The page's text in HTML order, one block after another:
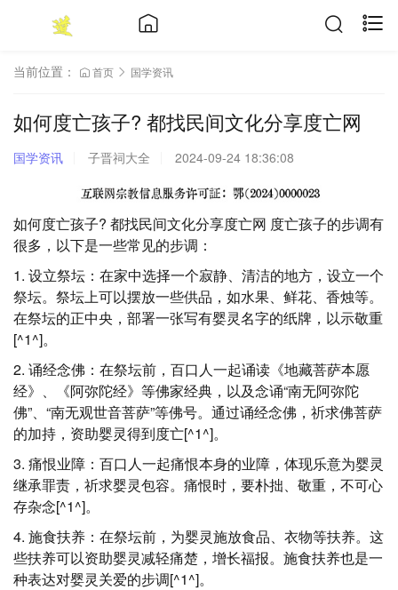
当前位置： 首页 国学资讯
如何度亡孩子? 都找民间文化分享度亡网
国学资讯 子晋祠大全 2024-09-24 18:36:08
如何度亡孩子? 都找民间文化分享度亡网 度亡孩子的步调有
很多，以下是一些常见的步调：
1. 设立祭坛：在家中选择一个寂静、清洁的地方，设立一个
祭坛。祭坛上可以摆放一些供品，如水果、鲜花、香烛等。
在祭坛的正中央，部署一张写有婴灵名字的纸牌，以示敬重
[^1^]。
2. 诵经念佛：在祭坛前，百口人一起诵读《地藏菩萨本愿
经》、《阿弥陀经》等佛家经典，以及念诵“南无阿弥陀
佛”、“南无观世音菩萨”等佛号。通过诵经念佛，祈求佛菩萨
的加持，资助婴灵得到度亡[^1^]。
3. 痛恨业障：百口人一起痛恨本身的业障，体现乐意为婴灵
继承罪责，祈求婴灵包容。痛恨时，要朴拙、敬重，不可心
存杂念[^1^]。
4. 施食扶养：在祭坛前，为婴灵施放食品、衣物等扶养。这
些扶养可以资助婴灵减轻痛楚，增长福报。施食扶养也是一
种表达对婴灵关爱的步调[^1^]。